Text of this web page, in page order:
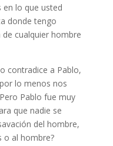
en lo que usted
donde tengo
cualquier hombre
contradice a Pablo,
lo menos nos
Pablo fue muy
que nadie se
del hombre,
o al hombre?